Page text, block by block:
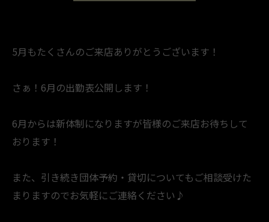
5月もたくさんのご来店ありがとうございます！
さぁ！6月の出勤表公開します！
6月からは新体制になりますが皆様のご来店お待ちして
おります！
また、引き続き団体予約・貸切についてもご相談受けた
まりますのでお気軽にご連絡ください♪